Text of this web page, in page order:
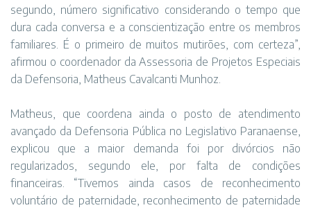
segundo, número significativo considerando o tempo que
dura cada conversa e a conscientização entre os membros
familiares. É o primeiro de muitos mutirões, com certeza”,
afirmou o coordenador da Assessoria de Projetos Especiais
da Defensoria, Matheus Cavalcanti Munhoz.
Matheus, que coordena ainda o posto de atendimento
avançado da Defensoria Pública no Legislativo Paranaense,
explicou que a maior demanda foi por divórcios não
regularizados, segundo ele, por falta de condições
financeiras. “Tivemos ainda casos de reconhecimento
voluntário de paternidade, reconhecimento de paternidade